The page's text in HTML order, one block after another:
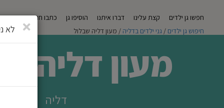
חפשו גן ילדים קצת עלינו דברו איתנו הוסיפו גן כתבו חוות דעת
חיפוש גן ילדים / גני ילדים בדליה / מעון דליה שבלול
מעון דליה
דליה
סגירה
לא